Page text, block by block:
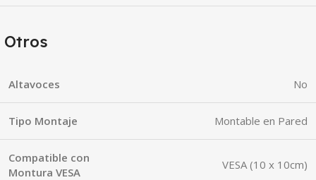
Otros
Altavoces No
Tipo Montaje Montable en Pared
Compatible con
Montura VESA
VESA (10 x 10cm)